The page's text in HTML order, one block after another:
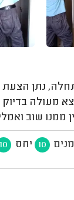
נתן הצעת
מעולה
ממנו שוב
10 יחס 10